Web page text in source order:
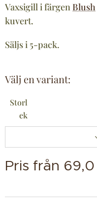
Vaxsigill i färgen Blush
kuvert.
Säljs i 5-pack.
Välj en variant:
Storl
ek
Pris från 69,0